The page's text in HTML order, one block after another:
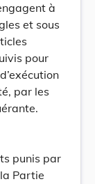
à
et sous
pour
par les
punis par
Partie